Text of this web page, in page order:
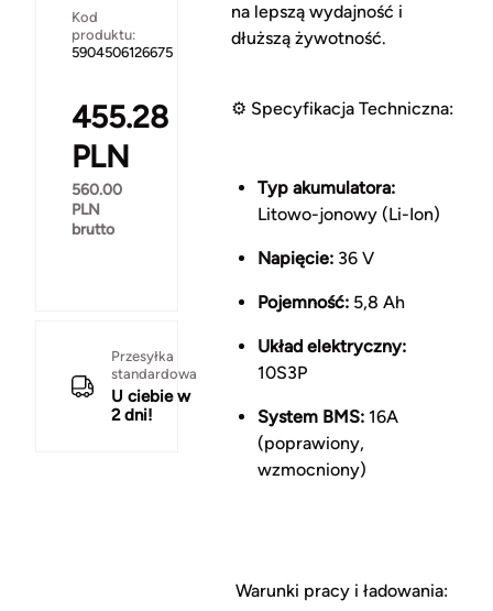
Kod
produktu:
5904506126675
455.28
PLN
560.00
PLN
brutto
Przesyłka
standardowa
U ciebie w
2 dni!
na lepszą wydajność i
dłuższą żywotność.
⚙️ Specyfikacja Techniczna:
Typ akumulatora:
Litowo-jonowy (Li-Ion)
Napięcie:36 V
Pojemność:5,8 Ah
Układ elektryczny:
10S3P
System BMS:16A
(poprawiony,
wzmocniony)
Warunki pracy i ładowania: